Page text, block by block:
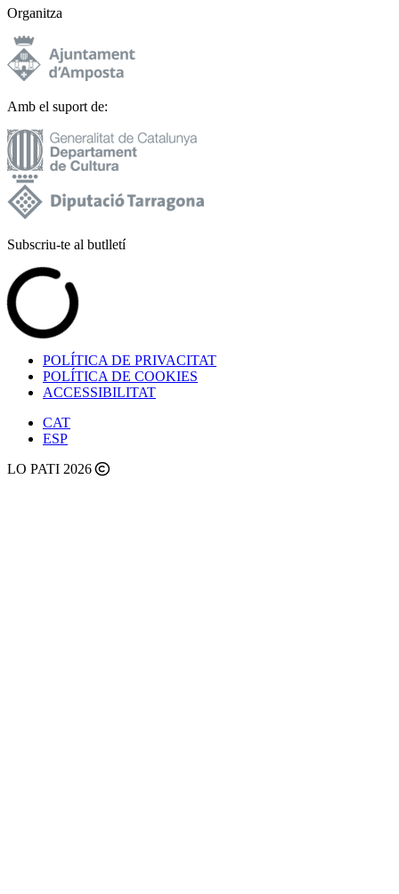
Organitza
Amb el suport de:
Subscriu-te al butlletí
POLÍTICA DE PRIVACITAT
POLÍTICA DE COOKIES
ACCESSIBILITAT
CAT
ESP
LO PATI 2026